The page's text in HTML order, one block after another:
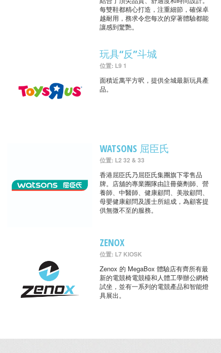
每雙鞋都精心打造，注重細節，確保卓
越耐用，務求令您每次的穿著體驗都能
讓感到驚艷。
玩具“反”斗城
位置: L9 1
面積近萬平方呎，提供全城最新玩具產
品。
WATSONS 屈臣氏
位置: L2 32 & 33
香港屈臣氏乃屈臣氏集團旗下零售品
牌。店舖的專業團隊由註冊藥劑師、營
養師、中醫師、健康顧問、美妝顧問、
母嬰健康顧問及護士所組成，為顧客提
供無微不至的服務。
ZENOX
位置: L7 KIOSK
Zenox 的 MegaBox 體驗店有齊所有最
新的電競椅電競檯和人體工學辦公網椅
試坐，並有一系列的電競產品和智能燈
具展出。